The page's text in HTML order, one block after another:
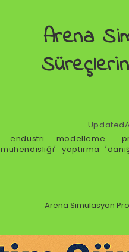
Arena
Updated
endüstri
mühendisliği,modelleme
yaptırma ,
Arena Simülasyon